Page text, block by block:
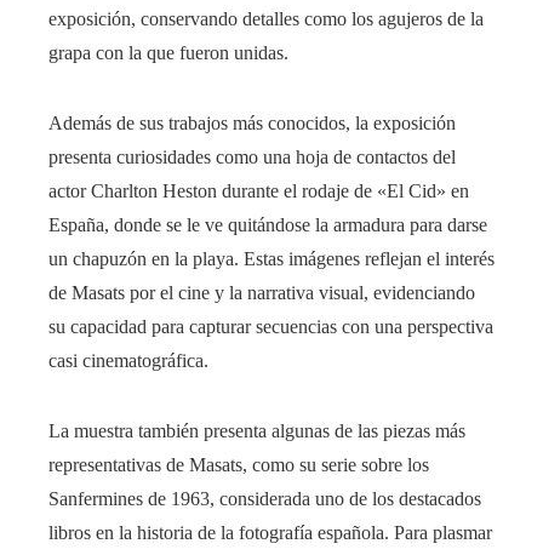
exposición, conservando detalles como los agujeros de la
grapa con la que fueron unidas.
Además de sus trabajos más conocidos, la exposición
presenta curiosidades como una hoja de contactos del
actor Charlton Heston durante el rodaje de «El Cid» en
España, donde se le ve quitándose la armadura para darse
un chapuzón en la playa. Estas imágenes reflejan el interés
de Masats por el cine y la narrativa visual, evidenciando
su capacidad para capturar secuencias con una perspectiva
casi cinematográfica.
La muestra también presenta algunas de las piezas más
representativas de Masats, como su serie sobre los
Sanfermines de 1963, considerada uno de los destacados
libros en la historia de la fotografía española. Para plasmar